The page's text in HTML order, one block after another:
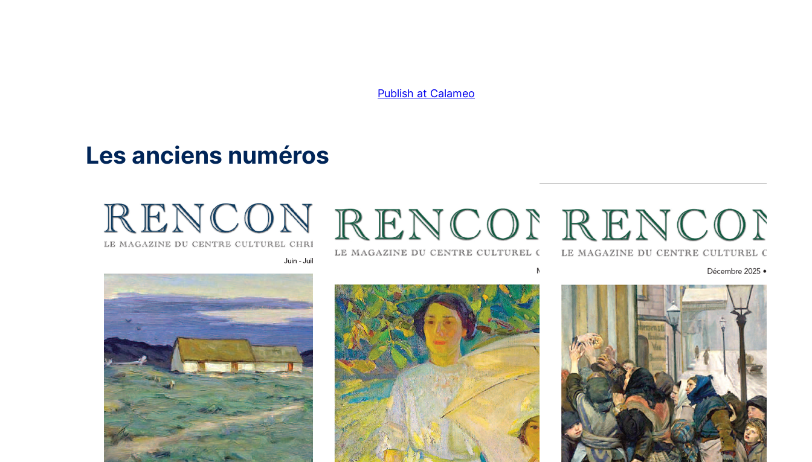
Publish at Calameo
Les anciens numéros